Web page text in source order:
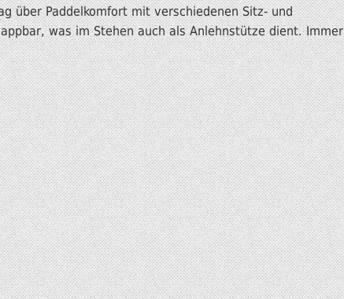
über Paddelkomfort mit verschiedenen Sitz- und
was im Stehen auch als Anlehnstütze dient. Immer